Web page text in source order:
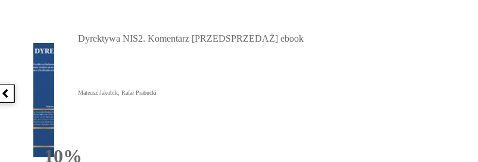
Poprzednia książka
10%
Dyrektywa NIS2. Komentarz [PRZEDSPRZEDAŻ] ebook
Mateusz Jakubik, Rafał Prabucki